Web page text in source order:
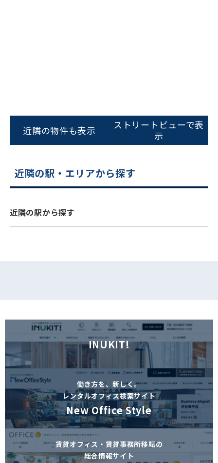
スムーズにご案内できます
0120-620-213
近隣の物件も表示
ストリートビューで表
示
近隣の駅・エリアから探す
近隣の駅から探す
INUKIT!
働き方を、新しく。
レンタルオフィス検索サイト
New Office Style
賃貸オフィス・賃貸事務所移転の
総合情報サイト